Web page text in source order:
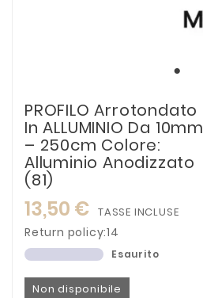
PROFILO Arrotondato
In ALLUMINIO Da 10mm
– 250cm Colore:
Alluminio Anodizzato
(81)
13,50 € TASSE INCLUSE
Return policy:14
Esaurito
Non disponibile